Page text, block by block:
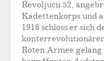
Revoljucii 52,
Kadettenkorps und
1918 schloss er sich
Roten Armee